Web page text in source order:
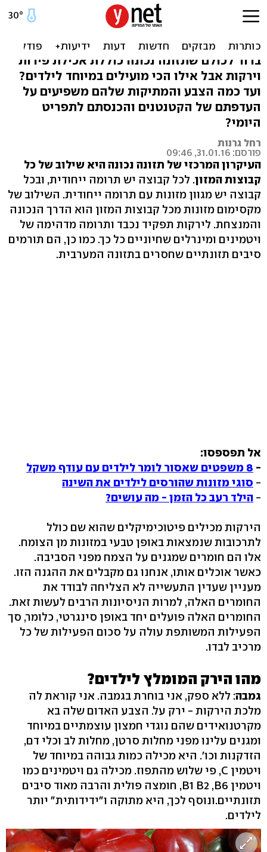
הפירות והירקות שהכי חשוב
שילדים יאכלו
ברור לכולם שתזונה נכונה כוללת אכילת פירות
וירקות אבל אילו הכי מועילים במיוחד לילדים?
ועד כמה הצבע והמתיקות שלהם משפיעים על
העדפתם של הקטנטנים והכנסתם לתפריט
היומי?
רחל גרנות
פורסם: 31.01.16, 09:46
העיקרון המרכזי של תזונה נכונה היא שילוב של כל
קבוצות המזון. לכל קבוצה יש תרומה ייחודית, ובכל
קבוצה יש מגוון מזונות עם תרומה ייחודית. השילוב של
מקסימום מזונות מכל קבוצות המזון הוא הדרך הנכונה
והמנצחת. לירקות תפקיד נכבד ותרומה מדהימה של
ויטמינים ומינרלים שחיוניים כל כך. כמו כן, הם תורמים
סיבים תזונתיים שחסרים בתזונה המערבית.
אל תפספסו:
- 8 משפטים שאסור לומר לילדים עם עודף משקל
- סוגי מזונות שהורסים לילדים את השינה
- הילד רעב כל הזמן - מה עושים?
הירקות מכילים פיטוכימיקלים שהוא שם כולל
לתרכובות שנמצאות באופן טבעי במזונות מן הצומח.
אלו הם חומרים שמגנים על הצמח מפני הסביבה.
כאשר אוכלים אותו, אנחנו גם מקבלים את ההגנה הזו.
מעניין שעדין התעשייה לא הצליחה לבודד את
החומרים האלה, למרות הניסיונות הרבים לעשות זאת.
החומרים האלה פועלים יחד באופן סינגרטי, כלומר, סך
הפעילות המשותפת עולה על סכום הפעילות של כל
מרכיב לבדו.
מהו הירק המומלץ לילדים?
גמבה: ללא ספק, אני בוחרת בגמבה. אני קוראת לה
מלכת הירקות - ירק על. הצבע האדום שלה בא
מקרטנואידים שהם נוגדי חמצון עוצמתיים במיוחד
ומגנים עלינו מפני מחלות סרטן, מחלות לב וכלי דם,
הזדקנות וכו'. היא מכילה כמות גבוהה במיוחד של
ויטמין C, פי שלוש מהתפוז. מכילה גם ויטמינים כמו
ויטמין B1 B2 ,B6, חומצה פולית והרבה מאוד סיבים
תזונתיים.ונוסף לכך, היא מתוקה ו"ידידותית" יותר
לילדים.